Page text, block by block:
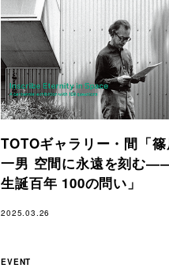
TOTOギャラリー・間「
一男 空間に永遠を刻む
生誕百年 100の問い」
2025.03.26
EVENT